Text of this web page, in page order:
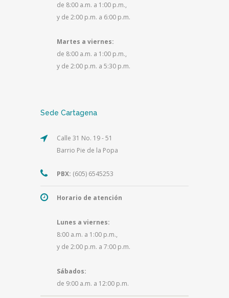
de 8:00 a.m. a 1:00 p.m.,
y de 2:00 p.m. a 6:00 p.m.
Martes a viernes:
de 8:00 a.m. a 1:00 p.m.,
y de 2:00 p.m. a 5:30 p.m.
Sede Cartagena
Calle 31 No. 19 - 51
Barrio Pie de la Popa
PBX: (605) 6545253
Horario de atención
Lunes a viernes:
8:00 a.m. a 1:00 p.m.,
y de 2:00 p.m. a 7:00 p.m.
Sábados:
de 9:00 a.m. a 12:00 p.m.